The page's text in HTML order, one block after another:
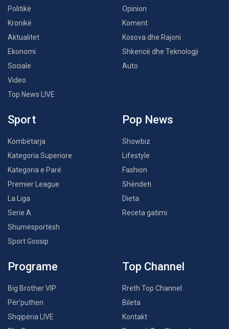
Politikë
Kronikë
Aktualitet
Ekonomi
Sociale
Video
Top News LIVE
Opinion
Koment
Kosova dhe Rajoni
Shkencë dhe Teknologji
Auto
Sport
Kombëtarja
Kategoria Superiore
Kategoria e Parë
Premier League
La Liga
Serie A
Shumësportësh
Sport Gossip
Pop News
Showbiz
Lifestyle
Fashion
Shëndeti
Dieta
Receta gatimi
Programe
Big Brother VIP
Për’puthen
Shqipëria LIVE
Top Channel
Rreth Top Channel
Bileta
Kontakt